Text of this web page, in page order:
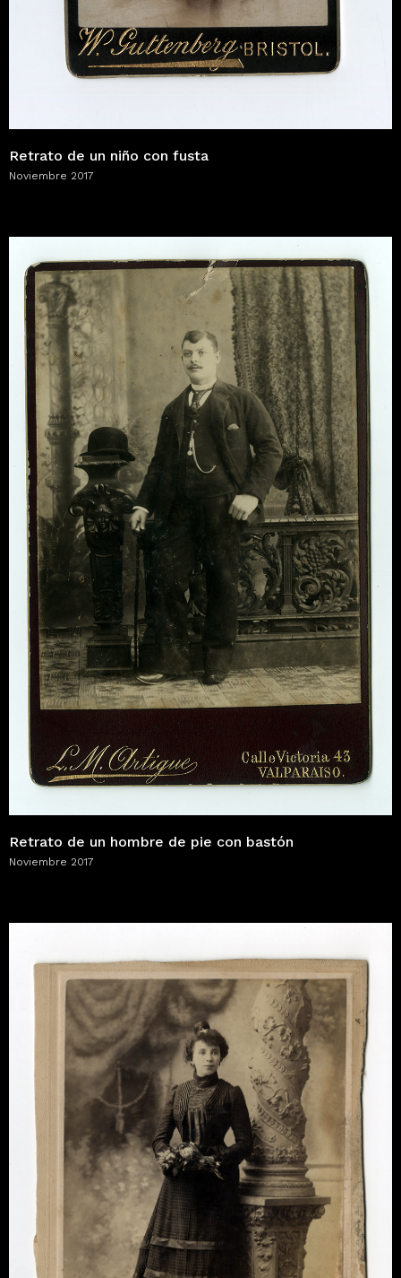
Retrato de un niño con fusta
Noviembre 2017
Retrato de un hombre de pie con bastón
Noviembre 2017